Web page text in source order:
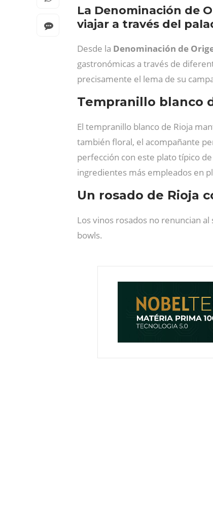
La Denominación de
viajar a través del
Desde la Denominación de
gastronómicas a través de
precisamente el lema de su
Tempranillo blanco
El tempranillo blanco de Rioja
también floral, el acompañante
perfección con este plato típico
ingredientes más empleados en
Un rosado de Rioja
Los vinos rosados no renuncian
bowls.